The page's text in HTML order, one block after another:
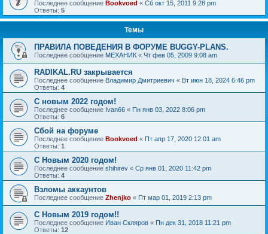
Последнее сообщение Bookvoed « Сб окт 15, 2011 9:28 pm
Ответы: 5
Темы
ПРАВИЛА ПОВЕДЕНИЯ В ФОРУМЕ BUGGY-PLANS.
Последнее сообщение МЕХАНИК « Чт фев 05, 2009 9:08 am
RADIKAL.RU закрывается
Последнее сообщение Владимир Дмитриевич « Вт июн 18, 2024 6:46 pm
Ответы: 4
С новым 2022 годом!
Последнее сообщение Ivan66 « Пн янв 03, 2022 8:06 pm
Ответы: 6
Сбой на форуме
Последнее сообщение Bookvoed « Пт апр 17, 2020 12:01 am
Ответы: 1
С Новым 2020 годом!
Последнее сообщение shihirev « Ср янв 01, 2020 11:42 pm
Ответы: 4
Взломы аккаунтов
Последнее сообщение Zhenjko « Пт мар 01, 2019 2:13 pm
С Новым 2019 годом!!
Последнее сообщение Иван Скляров « Пн дек 31, 2018 11:21 pm
Ответы: 12